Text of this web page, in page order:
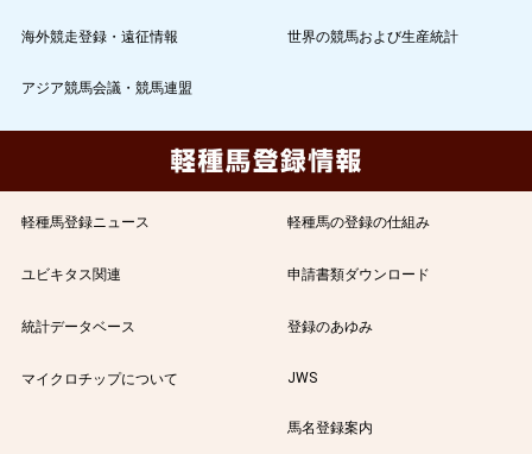
海外競走登録・遠征情報 世界の競馬および生産統計
アジア競馬会議・競馬連盟
軽種馬登録ニュース 軽種馬の登録の仕組み
ユビキタス関連 申請書類ダウンロード
統計データベース 登録のあゆみ
マイクロチップについて JWS
馬名登録案内